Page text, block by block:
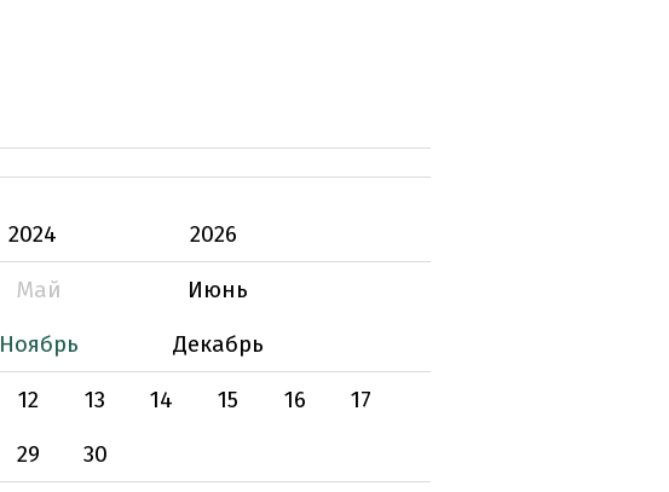
2024
2026
Май
Июнь
Ноябрь
Декабрь
12 13 14 15 16
17
29 30